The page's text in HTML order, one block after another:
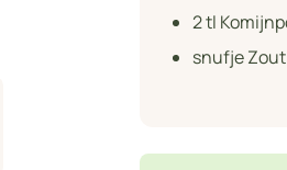
2tl
snufje